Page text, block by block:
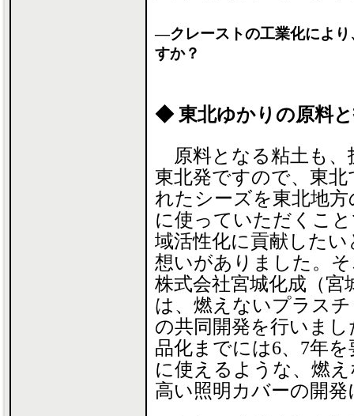
―クレーストの工業化により
すか？
◆ 東北ゆかりの原料
原料となる粘土も、
東北発ですので、東北
れたシーズを東北地方
に使っていただくこ
域活性化に貢献したい
想いがありました。
株式会社宮城化成（宮
は、燃えないプラス
の共同開発を行いまし
品化までには6、7年
に使えるような、燃
高い照明カバーの開